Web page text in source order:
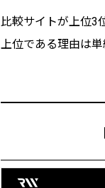
比較サイトが上位3
上位である理由は